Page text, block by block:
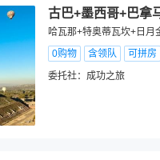
古巴+墨西哥+巴拿
哈瓦那+特奥蒂瓦坎+日月
0购物
含领队
可拼房
委托社： 成功之旅